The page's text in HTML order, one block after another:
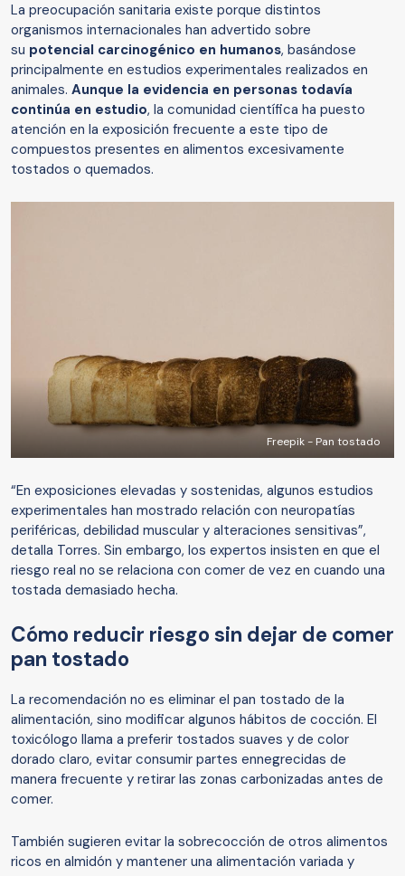
La preocupación sanitaria existe porque distintos
organismos internacionales han advertido sobre
su potencial carcinogénico en humanos, basándose
principalmente en estudios experimentales realizados en
animales. Aunque la evidencia en personas todavía
continúa en estudio, la comunidad científica ha puesto
atención en la exposición frecuente a este tipo de
compuestos presentes en alimentos excesivamente
tostados o quemados.
Freepik - Pan tostado
“En exposiciones elevadas y sostenidas, algunos estudios
experimentales han mostrado relación con neuropatías
periféricas, debilidad muscular y alteraciones sensitivas”,
detalla Torres. Sin embargo, los expertos insisten en que el
riesgo real no se relaciona con comer de vez en cuando una
tostada demasiado hecha.
Cómo reducir riesgo sin dejar de comer
pan tostado
La recomendación no es eliminar el pan tostado de la
alimentación, sino modificar algunos hábitos de cocción. El
toxicólogo llama a preferir tostados suaves y de color
dorado claro, evitar consumir partes ennegrecidas de
manera frecuente y retirar las zonas carbonizadas antes de
comer.
También sugieren evitar la sobrecocción de otros alimentos
ricos en almidón y mantener una alimentación variada y